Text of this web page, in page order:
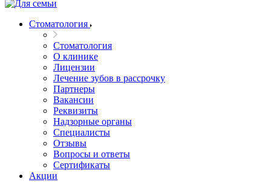
Стоматология
Стоматология
О клинике
Лицензии
Лечение зубов в рассрочку
Партнеры
Вакансии
Реквизиты
Надзорные органы
Специалисты
Отзывы
Вопросы и ответы
Сертификаты
Акции